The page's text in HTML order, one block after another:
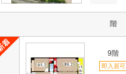
階
9階
即入居可